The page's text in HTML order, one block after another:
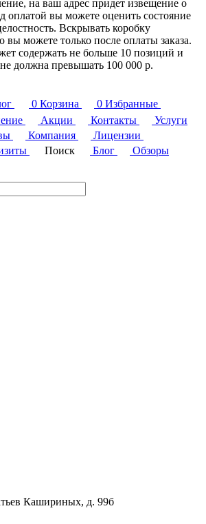
на ваш адрес придет извещение о
оплатой вы можете оценить состояние
Вскрывать коробку
вы можете только после оплаты заказа.
содержать не больше 10 позиций и
должна превышать 100 000 р.
0 Корзина 0 Избранные
Акции Контакты
Услуги
Компания
Лицензии
Поиск Блог
Обзоры
Кашириных, д. 99б